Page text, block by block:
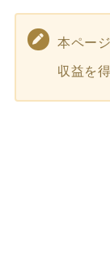
本ペー
収益を